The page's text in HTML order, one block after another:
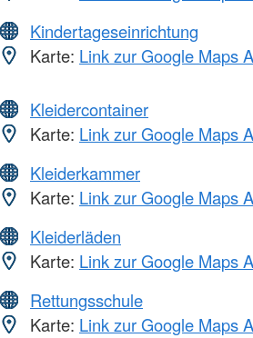
Kindertageseinrichtung
Karte: Link zur Google Maps
Kleidercontainer
Karte: Link zur Google Maps
Kleiderkammer
Karte: Link zur Google Maps
Kleiderläden
Karte: Link zur Google Maps
Rettungsschule
Karte: Link zur Google Maps